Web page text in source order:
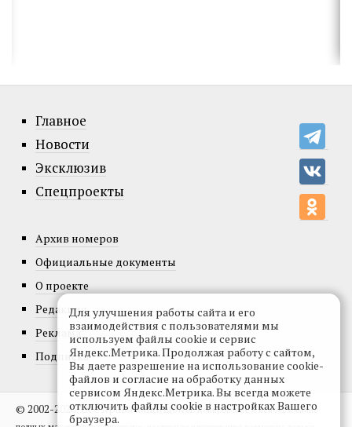
Главное
Новости
Эксклюзив
Спецпроекты
Архив номеров
Официальные документы
О проекте
Редакция
Реклама
Подписка
© 2002-2026, Все права защищены.Копирование и использование
Для улучшения работы сайта и его
взаимодействия с пользователями мы
используем файлы cookie и сервис
Яндекс.Метрика. Продолжая работу с сайтом,
Вы даете разрешение на использование cookie-
файлов и согласие на обработку данных
сервисом Яндекс.Метрика. Вы всегда можете
отключить файлы cookie в настройках Вашего
браузера.